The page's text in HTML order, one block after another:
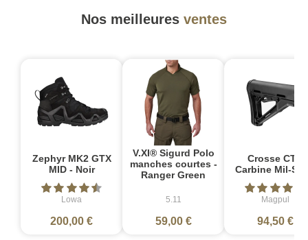
Nos meilleures ventes
Zephyr MK2 GTX
MID - Noir
Lowa
200,00 €
V.XI® Sigurd Polo
manches courtes -
Ranger Green
5.11
59,00 €
Crosse CTR
Carbine Mil-
Magpul
94,50 €